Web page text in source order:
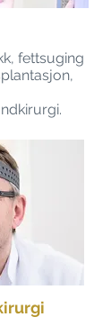
fettsuging